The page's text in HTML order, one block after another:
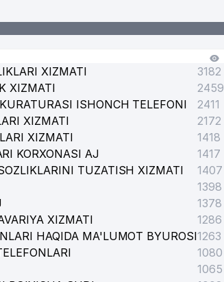
XIZMATI
3182
XIZMATI
2459
ISHONCH TELEFONI
2411
XIZMATI
2172
XIZMATI
1418
KORXONASI AJ
1417
TUZATISH XIZMATI
1407
1398
1378
XIZMATI
1286
HAQIDA MA'LUMOT BYUROSI1263
1080
1065